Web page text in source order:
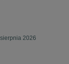
2026